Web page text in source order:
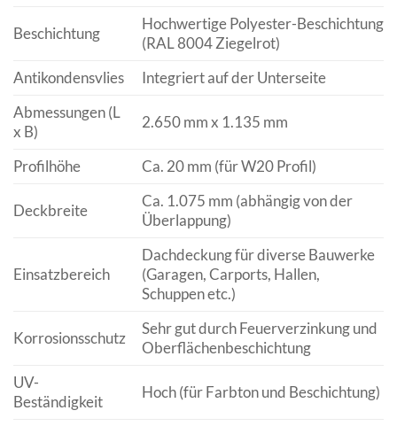
Beschichtung
Hochwertige Polyester-Beschichtung
(RAL 8004 Ziegelrot)
Antikondensvlies
Integriert auf der Unterseite
Abmessungen (L
x B)
2.650 mm x 1.135 mm
Profilhöhe Ca. 20 mm (für W20 Profil)
Deckbreite
Ca. 1.075 mm (abhängig von der
Überlappung)
Einsatzbereich
Dachdeckung für diverse Bauwerke
(Garagen, Carports, Hallen,
Schuppen etc.)
Korrosionsschutz
Sehr gut durch Feuerverzinkung und
Oberflächenbeschichtung
UV-
Beständigkeit
Hoch (für Farbton und Beschichtung)